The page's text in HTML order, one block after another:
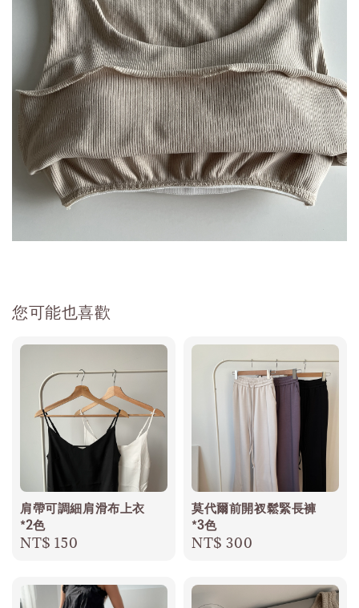
您可能也喜歡
肩帶可調細肩滑布上衣
*2色
Regular
NT$ 150
莫代爾前開衩鬆緊長褲
*3色
Regular
NT$ 300